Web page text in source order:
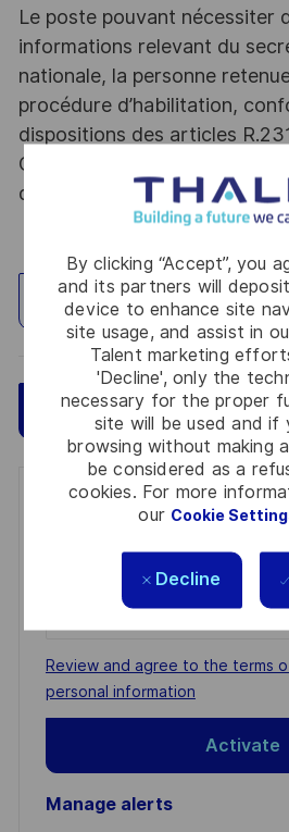
By clicking “Accept”, you
and its partners will
device to enhance site
site usage, and assist in
Talent marketing
'Decline', only the
necessary for the proper
site will be used and if
browsing without making
be considered as a
cookies. For more
our Cookie
Decline
Le poste pouvant nécessiter
informations relevant du
nationale, la personne
procédure d’habilitation,
dispositions des articles
Code de la défense et de l’IGI
du 09 août 2021.
Explore Location
Apply Now Save
Get notified for similar
You'll receive updates once a
Email
address
(Required)
Required
Review and agree to the terms
personal information
Activate
Manage alerts